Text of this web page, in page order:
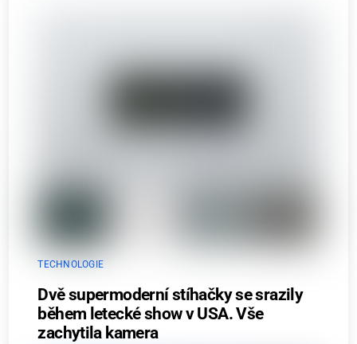
TECHNOLOGIE
Dvě supermoderní stíhačky se srazily
během letecké show v USA. Vše
zachytila kamera